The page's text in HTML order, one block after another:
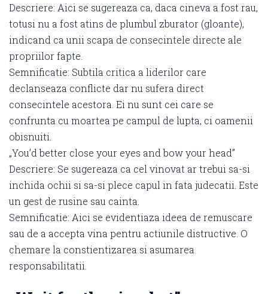
Descriere: Aici se sugereaza ca, daca cineva a fost rau,
totusi nu a fost atins de plumbul zburator (gloante),
indicand ca unii scapa de consecintele directe ale
propriilor fapte.
Semnificatie: Subtila critica a liderilor care
declanseaza conflicte dar nu sufera direct
consecintele acestora. Ei nu sunt cei care se
confrunta cu moartea pe campul de lupta, ci oamenii
obisnuiti.
„You’d better close your eyes and bow your head”
Descriere: Se sugereaza ca cel vinovat ar trebui sa-si
inchida ochii si sa-si plece capul in fata judecatii. Este
un gest de rusine sau cainta.
Semnificatie: Aici se evidentiaza ideea de remuscare
sau de a accepta vina pentru actiunile distructive. O
chemare la constientizarea si asumarea
responsabilitatii.